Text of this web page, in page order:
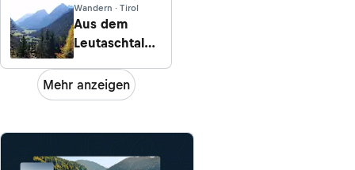
Wandern · Tirol
Aus dem
Leutaschtal
und zur
Ederkanzel
Mehr anzeigen